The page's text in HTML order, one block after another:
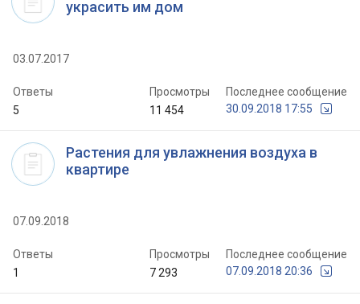
украсить им дом
03.07.2017
Ответы
5
Просмотры
11 454
Последнее сообщение
30.09.2018 17:55
Растения для увлажнения воздуха в
квартире
07.09.2018
Ответы
1
Просмотры
7 293
Последнее сообщение
07.09.2018 20:36